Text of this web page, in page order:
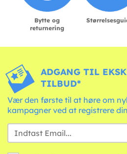
Bytte og
returnering
ADGANG TIL
TILBUD*
Vær den første til at høre om
kampagner ved at registrere